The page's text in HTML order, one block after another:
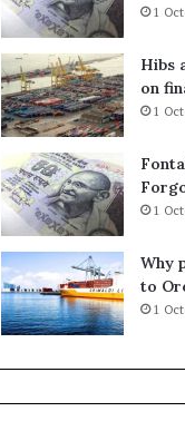
a
k
i
m
i
!
1
Hibs
on
1
1
Why
to
1